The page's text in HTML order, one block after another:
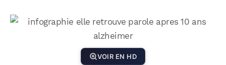
VOIR EN HD